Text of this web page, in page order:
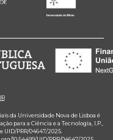
da Universidade Nova de Lisboa é
para a Ciência e a Tecnologia, I.P.,
UID/PRR/04647/2025.